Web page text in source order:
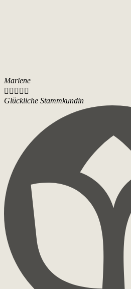
Marlene
    
Glückliche Stammkundin